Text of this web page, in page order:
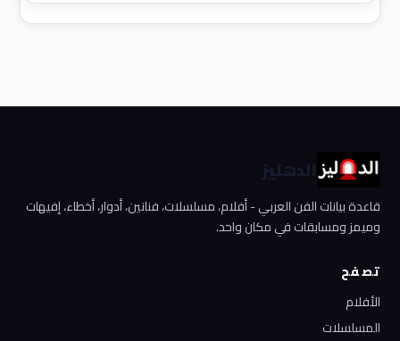
الدهليز
قاعدة بيانات الفن العربي - أفلام، مسلسلات، فنانين، أدوار، أخطاء، إفيهات
وميمز ومسابقات في مكان واحد.
تصفح
الأفلام
المسلسلات